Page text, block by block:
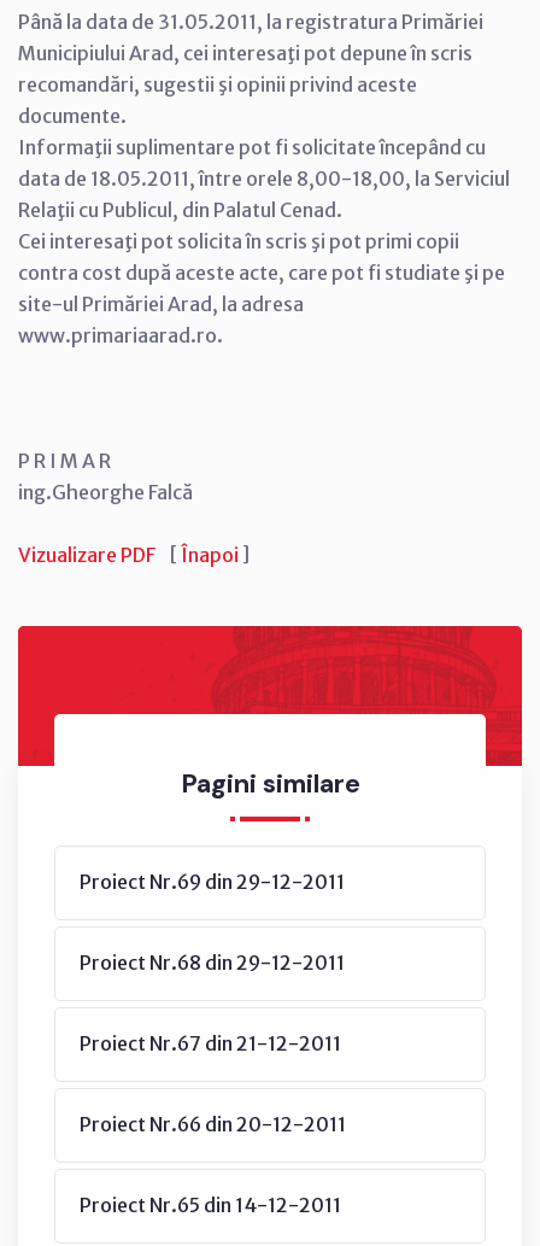
Pagini similare
Proiect Nr.69 din 29-12-2011
Proiect Nr.68 din 29-12-2011
Proiect Nr.67 din 21-12-2011
Proiect Nr.66 din 20-12-2011
Proiect Nr.65 din 14-12-2011
Până la data de 31.05.2011, la registratura Primăriei
Municipiului Arad, cei interesaţi pot depune în scris
recomandări, sugestii şi opinii privind aceste
documente.
Informaţii suplimentare pot fi solicitate începând cu
data de 18.05.2011, între orele 8,00-18,00, la Serviciul
Relaţii cu Publicul, din Palatul Cenad.
Cei interesaţi pot solicita în scris şi pot primi copii
contra cost după aceste acte, care pot fi studiate şi pe
site-ul Primăriei Arad, la adresa
www.primariaarad.ro.
P R I M A R
ing.Gheorghe Falcă
Vizualizare PDF [ Înapoi ]